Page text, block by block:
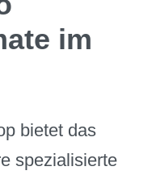
im
bietet das
spezialisierte